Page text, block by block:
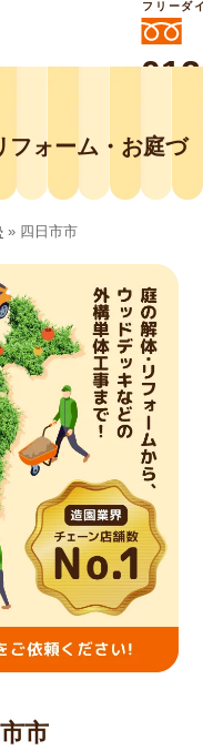
ムは庭づくり業界
くり事業部にお
フリーダ
フォーム・お庭づ
» 四日市市
市